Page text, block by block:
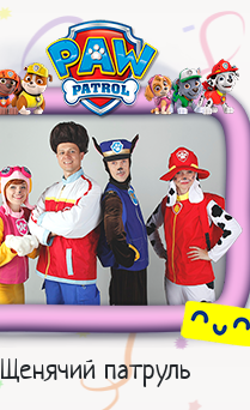
Щенячий патруль